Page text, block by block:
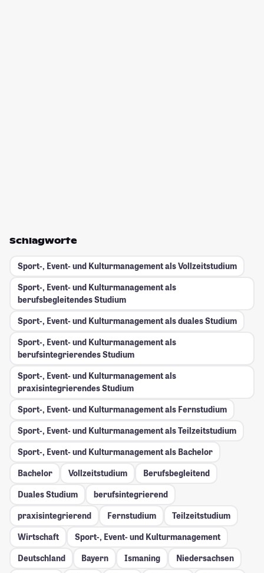
Schlagworte
Sport-, Event- und Kulturmanagement als Vollzeitstudium
Sport-, Event- und Kulturmanagement als
berufsbegleitendes Studium
Sport-, Event- und Kulturmanagement als duales Studium
Sport-, Event- und Kulturmanagement als
berufsintegrierendes Studium
Sport-, Event- und Kulturmanagement als
praxisintegrierendes Studium
Sport-, Event- und Kulturmanagement als Fernstudium
Sport-, Event- und Kulturmanagement als Teilzeitstudium
Sport-, Event- und Kulturmanagement als Bachelor
Bachelor
Vollzeitstudium
Berufsbegleitend
Duales Studium
berufsintegrierend
praxisintegrierend
Fernstudium
Teilzeitstudium
Wirtschaft
Sport-, Event- und Kulturmanagement
Deutschland
Bayern Ismaning
Niedersachsen